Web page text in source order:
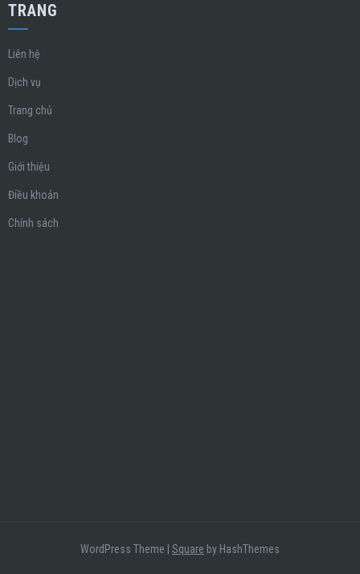
TRANG
Liên hệ
Dịch vụ
Trang chủ
Blog
Giới thiệu
Điều khoản
Chính sách
WordPress Theme Square by HashThemes